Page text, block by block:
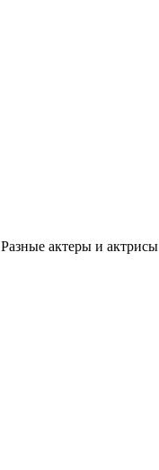
актеры и актрисы